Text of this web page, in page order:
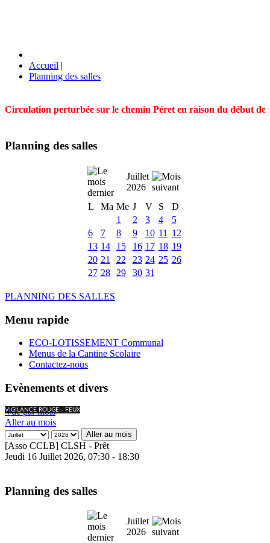
Accueil |
Planning des salles
Circulation perturbée sur le chemin Péret en raison du début
Planning des salles
Juillet
2026
L
Ma Me J V S
D
1
2 3 4
5
6
7 8 9 10 11
12
13 14 15 16 17 18 19
20 21 22 23 24 25 26
27 28 29 30 31
PLANNING DES SALLES
Menu rapide
ECO-LOTISSEMENT Communal
Menus de la Cantine Scolaire
Contactez-nous
Evènements et divers
VIGILANCE ROUGE - FEUX
Vue par mois
Aller au mois
Aller au mois
[Asso CCLB] CLSH - Prêt
Jeudi 16 Juillet 2026, 07:30 - 18:30
Planning des salles
Juillet
2026